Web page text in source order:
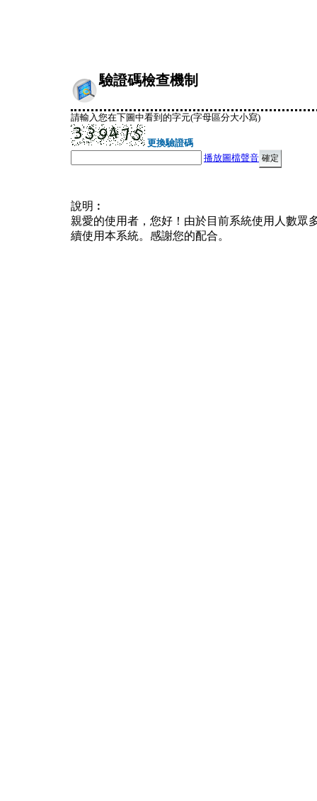
驗證碼檢查機制
請輸入您在下圖中看到的字元(字母區分大小寫)
更換驗證碼
播放圖檔聲音
說明︰
親愛的使用者，您好！由於目前系統使用人數眾
續使用本系統。感謝您的配合。